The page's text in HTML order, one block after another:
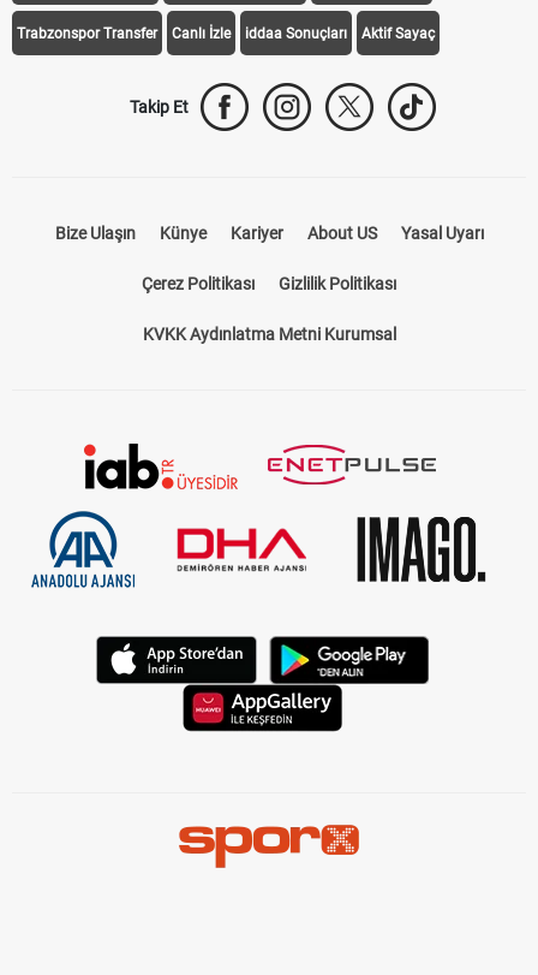
Trabzonspor Transfer Canlı İzle iddaa Sonuçları Aktif Sayaç
Takip Et
Bize Ulaşın Künye Kariyer About US Yasal Uyarı
Çerez Politikası Gizlilik Politikası
KVKK Aydınlatma Metni Kurumsal